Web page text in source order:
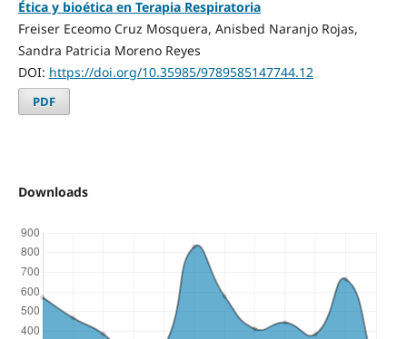
Ética y bioética en Terapia Respiratoria
Freiser Eceomo Cruz Mosquera, Anisbed Naranjo Rojas,
Sandra Patricia Moreno Reyes
DOI: https://doi.org/10.35985/9789585147744.12
PDF
Downloads